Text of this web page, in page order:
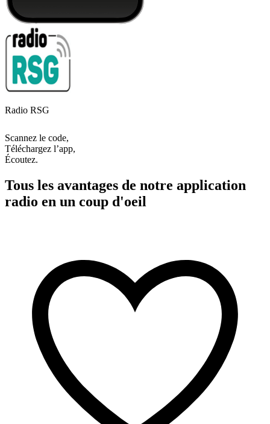
Radio RSG
Scannez le code,
Téléchargez l’app,
Écoutez.
Tous les avantages de notre application
radio en un coup d'oeil